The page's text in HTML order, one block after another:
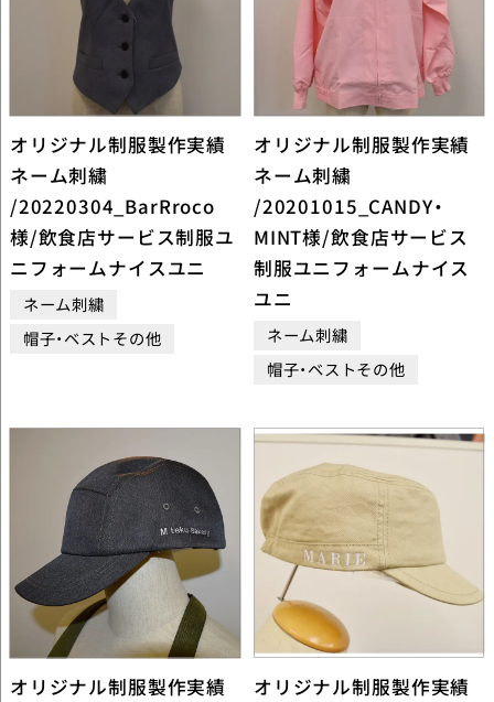
オリジナル制服製作実績
ネーム刺繍
/20220304_BarRroco
様/飲食店サービス制服ユ
ニフォームナイスユニ
ネーム刺繍
帽子・ベストその他
オリジナル制服製作実績
ネーム刺繍
/20201015_CANDY・
MINT様/飲食店サービス
制服ユニフォームナイス
ユニ
ネーム刺繍
帽子・ベストその他
オリジナル制服製作実績
オリジナル制服製作実績